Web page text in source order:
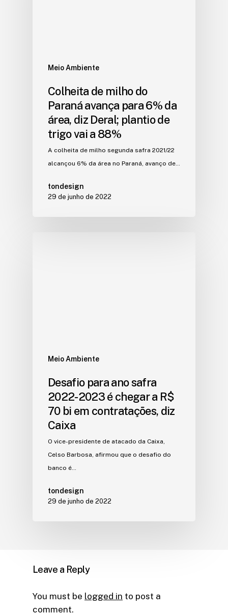
Meio Ambiente
Colheita de milho do
Paraná avança para 6% da
área, diz Deral; plantio de
trigo vai a 88%
A colheita de milho segunda safra 2021/22
alcançou 6% da área no Paraná, avanço de…
tondesign
29 de junho de 2022
Meio Ambiente
Desafio para ano safra
2022-2023 é chegar a R$
70 bi em contratações, diz
Caixa
O vice-presidente de atacado da Caixa,
Celso Barbosa, afirmou que o desafio do
banco é…
tondesign
29 de junho de 2022
Leave a Reply
You must be logged in to post a
comment.